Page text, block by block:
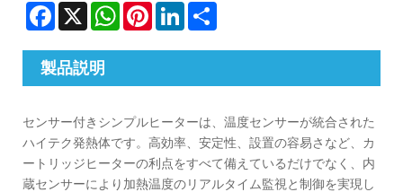
Facebook
X WhatsAppPinterestLinkedIn
製品説明
センサー付きシンプルヒーターは、温度センサーが統合された
ハイテク発熱体です。高効率、安定性、設置の容易さなど、カ
ートリッジヒーターの利点をすべて備えているだけでなく、内
蔵センサーにより加熱温度のリアルタイム監視と制御を実現し